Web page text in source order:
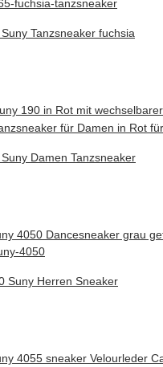
Tanzsneaker fuchsia
Damen Tanzsneaker
Suny Herren Sneaker